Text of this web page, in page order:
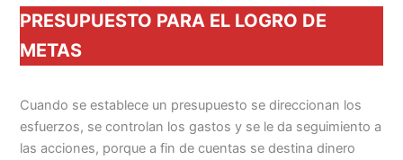
PRESUPUESTO PARA EL LOGRO DE
METAS
Cuando se establece un presupuesto se direccionan los
esfuerzos, se controlan los gastos y se le da seguimiento a
las acciones, porque a fin de cuentas se destina dinero